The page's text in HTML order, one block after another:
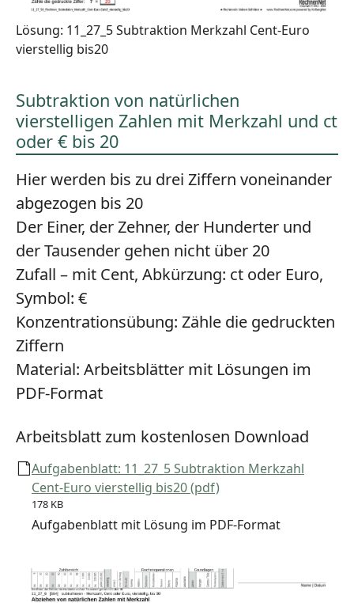
Lösung: 11_27_5 Subtraktion Merkzahl Cent-Euro
vierstellig bis20
Subtraktion von natürlichen
vierstelligen Zahlen mit Merkzahl und ct
oder € bis 20
Hier werden bis zu drei Ziffern voneinander
abgezogen bis 20
Der Einer, der Zehner, der Hunderter und
der Tausender gehen nicht über 20
Zufall – mit Cent, Abkürzung: ct oder Euro,
Symbol: €
Konzentrationsübung: Zähle die gedruckten
Ziffern
Material: Arbeitsblätter mit Lösungen im
PDF-Format
Arbeitsblatt zum kostenlosen Download
Aufgabenblatt: 11_27_5 Subtraktion Merkzahl
Cent-Euro vierstellig bis20 (pdf)
178 KB
Aufgabenblatt mit Lösung im PDF-Format